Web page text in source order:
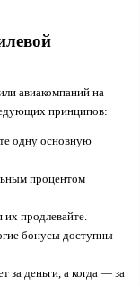
авиакомпаний на
принципов:
одну основную
процентом
их продлевайте.
бонусы доступны
за деньги, а когда — за